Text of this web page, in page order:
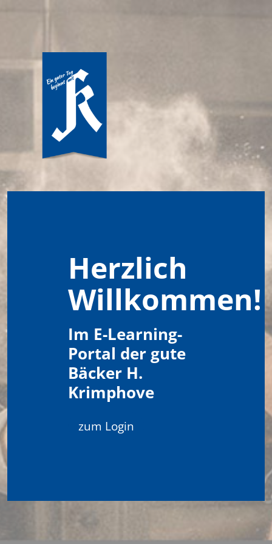
Herzlich
Willkommen!
Im E-Learning-
Portal der gute
Bäcker H.
Krimphove
zum Login